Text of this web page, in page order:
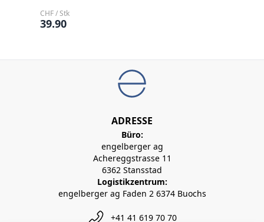
CHF / Stk
39.90
ADRESSE
Büro:
engelberger ag
Achereggstrasse 11
6362 Stansstad
Logistikzentrum:
engelberger ag Faden 2 6374 Buochs
+41 41 619 70 70